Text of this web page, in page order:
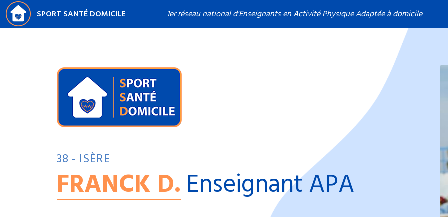
SPORT SANTÉ DOMICILE 1er réseau national d'Enseignants en Activité Physique Adaptée à domicile
38 - ISÈRE
FRANCK D. Enseignant APA